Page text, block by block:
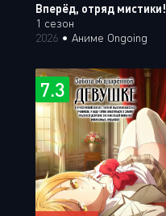
Вперёд, отряд мистики!
1 сезон
2026 • Аниме Ongoing
7.3